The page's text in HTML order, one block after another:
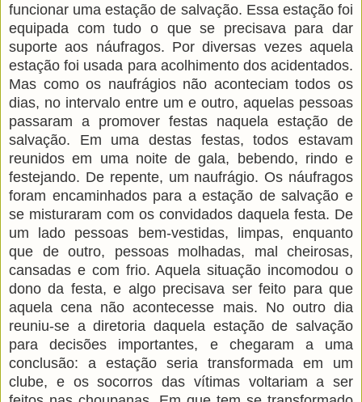
funcionar uma estação de salvação. Essa estação foi
equipada com tudo o que se precisava para dar
suporte aos náufragos. Por diversas vezes aquela
estação foi usada para acolhimento dos acidentados.
Mas como os naufrágios não aconteciam todos os
dias, no intervalo entre um e outro, aquelas pessoas
passaram a promover festas naquela estação de
salvação. Em uma destas festas, todos estavam
reunidos em uma noite de gala, bebendo, rindo e
festejando. De repente, um naufrágio. Os náufragos
foram encaminhados para a estação de salvação e
se misturaram com os convidados daquela festa. De
um lado pessoas bem-vestidas, limpas, enquanto
que de outro, pessoas molhadas, mal cheirosas,
cansadas e com frio. Aquela situação incomodou o
dono da festa, e algo precisava ser feito para que
aquela cena não acontecesse mais. No outro dia
reuniu-se a diretoria daquela estação de salvação
para decisões importantes, e chegaram a uma
conclusão: a estação seria transformada em um
clube, e os socorros das vítimas voltariam a ser